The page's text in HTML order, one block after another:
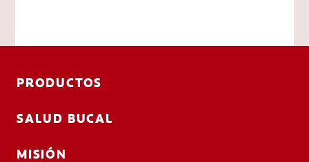
PRODUCTOS
SALUD BUCAL
MISIÓN